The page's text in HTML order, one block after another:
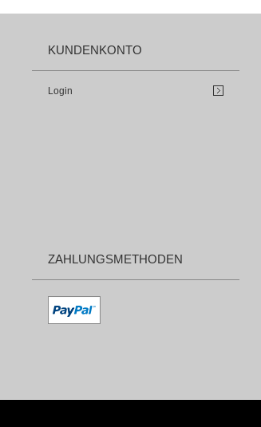
KUNDENKONTO
Login
ZAHLUNGSMETHODEN